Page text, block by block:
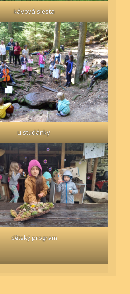
kávová siesta
u studánky
dětský program